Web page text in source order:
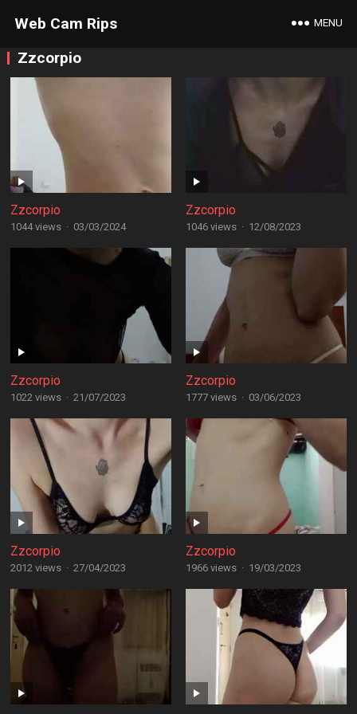
Web Cam Rips MENU
Zzcorpio
Zzcorpio
1044 views · 03/03/2024
Zzcorpio
1046 views · 12/08/2023
Zzcorpio
1022 views · 21/07/2023
Zzcorpio
1777 views · 03/06/2023
Zzcorpio
2012 views · 27/04/2023
Zzcorpio
1966 views · 19/03/2023